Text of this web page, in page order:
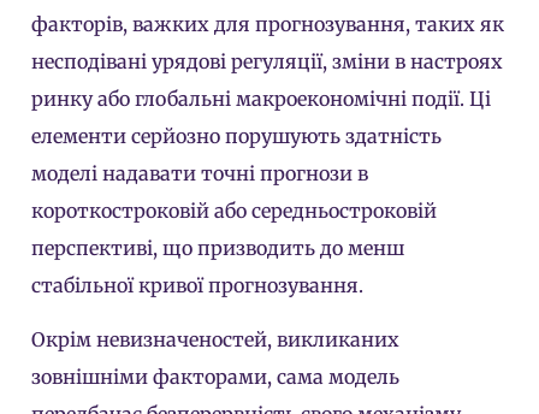
факторів, важких для прогнозування, таких як
несподівані урядові регуляції, зміни в настроях
ринку або глобальні макроекономічні події. Ці
елементи серйозно порушують здатність
моделі надавати точні прогнози в
короткостроковій або середньостроковій
перспективі, що призводить до менш
стабільної кривої прогнозування.
Окрім невизначеностей, викликаних
зовнішніми факторами, сама модель